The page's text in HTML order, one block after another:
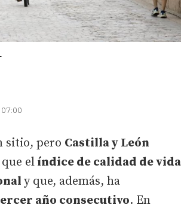
sitio, pero Castilla y León
elíndice de calidad de vida
y que, además, ha
año consecutivo. En